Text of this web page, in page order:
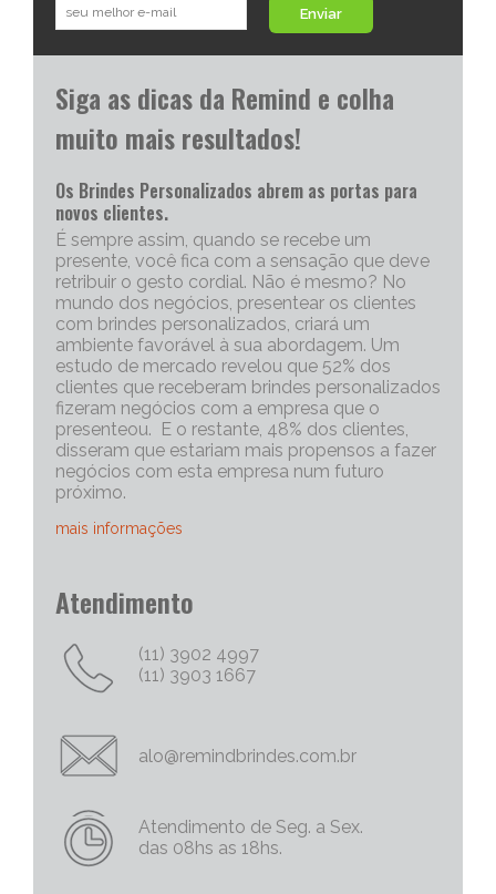
Enviar
Siga as dicas da Remind e colha
muito mais resultados!
Os Brindes Personalizados abrem as portas para
novos clientes.
É sempre assim, quando se recebe um
presente, você fica com a sensação que deve
retribuir o gesto cordial. Não é mesmo? No
mundo dos negócios, presentear os clientes
com brindes personalizados, criará um
ambiente favorável à sua abordagem. Um
estudo de mercado revelou que 52% dos
clientes que receberam brindes personalizados
fizeram negócios com a empresa que o
presenteou. E o restante, 48% dos clientes,
disseram que estariam mais propensos a fazer
negócios com esta empresa num futuro
próximo.
mais informações
eficazes para iniciar uma conversa com um
corporativo, quanto mais exclusivo e
personalizado, melhor será o “quebra do gelo”,
e abrirá mais espaço para tratativas
Chame Mais Atenção com Brinde Corporativos
Personalizados Criativos
as nossas empresas e nossas marcas e
produtos. Não há uma palavra mais poderosa
no marketing do que a palavra
Atendimento
(11) 3902 4997
(11) 3903 1667
alo@remindbrindes.com.br
Atendimento de Seg. a Sex.
das 08hs as 18hs.